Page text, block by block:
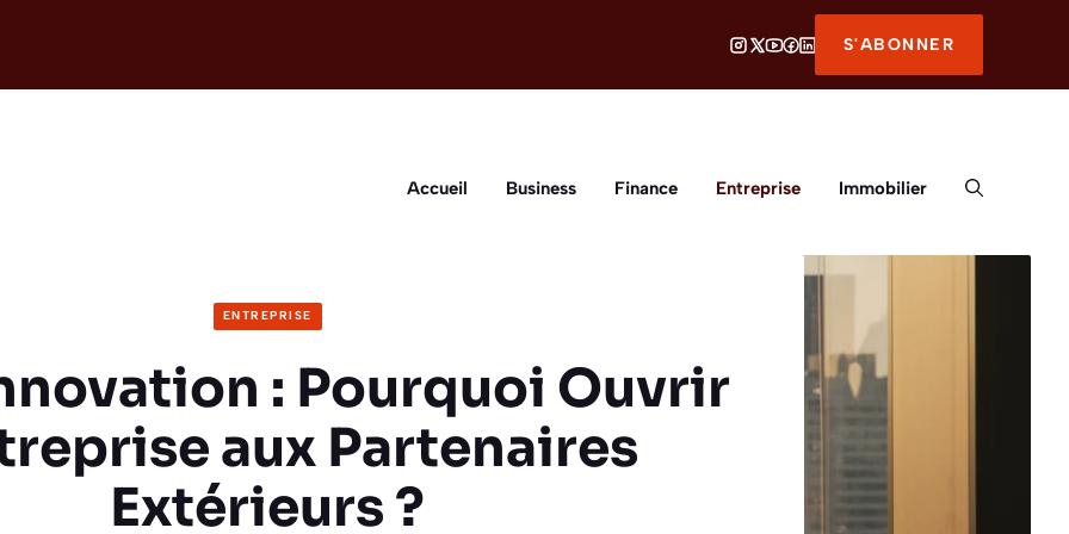
S'ABONNER
Accueil Business Finance Entreprise Immobilier
ENTREPRISE
: Pourquoi Ouvrir
aux Partenaires
Extérieurs ?